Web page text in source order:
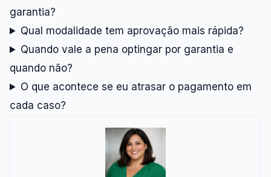
garantia?
Qual modalidade tem aprovação mais rápida?
Quando vale a pena optingar por garantia e
quando não?
O que acontece se eu atrasar o pagamento em
cada caso?